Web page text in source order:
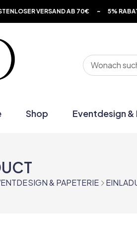
AB 70€ ~ 5% RABATT MIT
Shop Eventdesign
& PAPETERIE